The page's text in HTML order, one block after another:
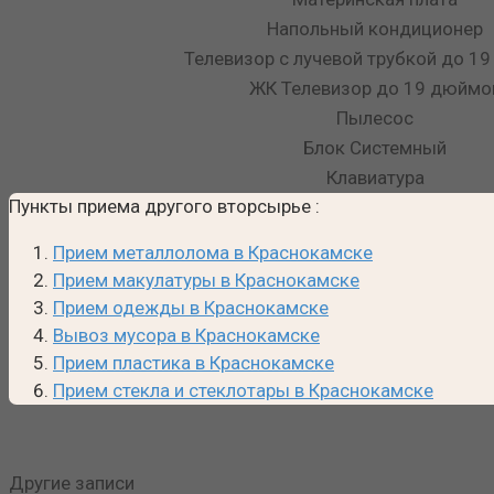
Напольный кондиционер
Телевизор с лучевой трубкой до
ЖК Телевизор до 19
Пылесос
Блок Системный
Клавиатура
Пункты приема другого вторсырье :
Прием металлолома в Краснокамске
Прием макулатуры в Краснокамске
Прием одежды в Краснокамске
Вывоз мусора в Краснокамске
Прием пластика в Краснокамске
Прием стекла и стеклотары в Краснокамске
Другие записи